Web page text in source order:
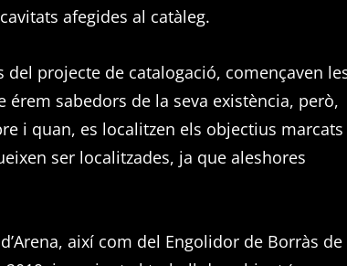
afegides al catàleg.
del projecte de catalogació, començaven
sabedors de la seva existència, però,
i quan, es localitzen els objectius marcats
ser localitzades, ja que aleshores
així com del Engolidor de Borràs de